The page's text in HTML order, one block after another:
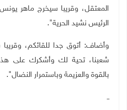
المعتقل، وقريبا سيخرج ماهر
الرئيس نشيد الحرية".
وأضاف: أتوق جدا للقائكم،
شعبنا، تحية لك وأشكرك على هذه
بالقوة والعزيمة وباستمرار النضال".
ــ